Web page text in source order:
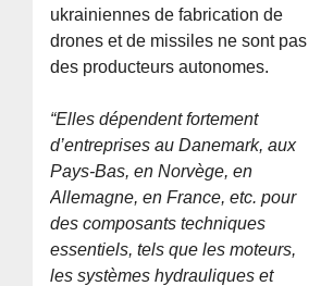
ukrainiennes de fabrication de
drones et de missiles ne sont pas
des producteurs autonomes.
“Elles dépendent fortement
d’entreprises au Danemark, aux
Pays-Bas, en Norvège, en
Allemagne, en France, etc. pour
des composants techniques
essentiels, tels que les moteurs,
les systèmes hydrauliques et